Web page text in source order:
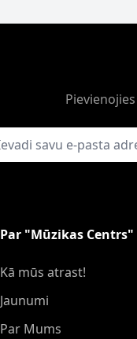
adrese
Par "Mūzikas Centrs"
Kā mūs atrast!
Jaunumi
Par Mums